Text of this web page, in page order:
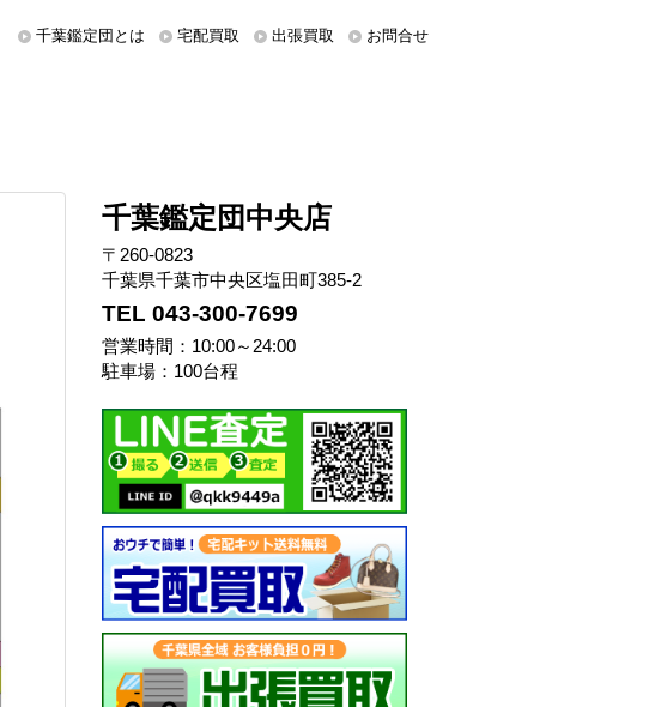
千葉鑑定団とは 宅配買取 出張買取 お問合せ
千葉鑑定団中央店
〒260-0823
千葉県千葉市中央区塩田町385-2
TEL 043-300-7699
営業時間：10:00～24:00
駐車場：100台程